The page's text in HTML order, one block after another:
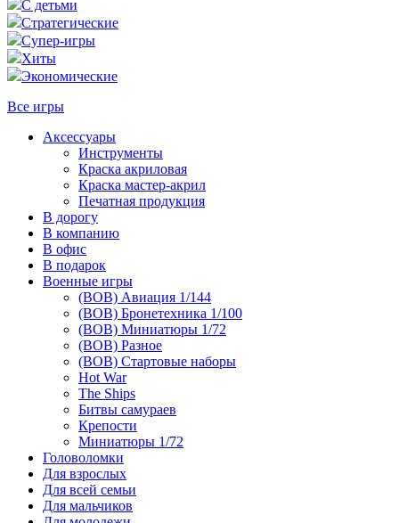
С детьми
Стратегические
Супер-игры
Хиты
Экономические
Все игры
Аксессуары
Инструменты
Краска акриловая
Краска мастер-акрил
Печатная продукция
В дорогу
В компанию
В офис
В подарок
Военные игры
(ВОВ) Авиация 1/144
(ВОВ) Бронетехника 1/100
(ВОВ) Миниатюры 1/72
(ВОВ) Разное
(ВОВ) Стартовые наборы
Hot War
The Ships
Битвы самураев
Крепости
Миниатюры 1/72
Головоломки
Для взрослых
Для всей семьи
Для мальчиков